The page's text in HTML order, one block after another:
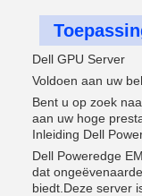
Dell GPU Server
Voldoen aan uw
Bent u op zoek
aan uw hoge
Inleiding Dell
Dell Poweredge
dat
biedt.Deze server